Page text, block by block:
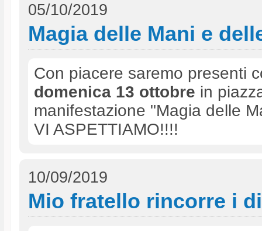
05/10/2019
Magia delle Mani e
Con piacere saremo presenti
domenica 13 ottobre in
manifestazione "Magia delle
VI ASPETTIAMO!!!!
10/09/2019
Mio fratello rincorre i